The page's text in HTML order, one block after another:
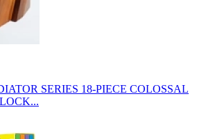
SERIES 18-PIECE COLOSSAL